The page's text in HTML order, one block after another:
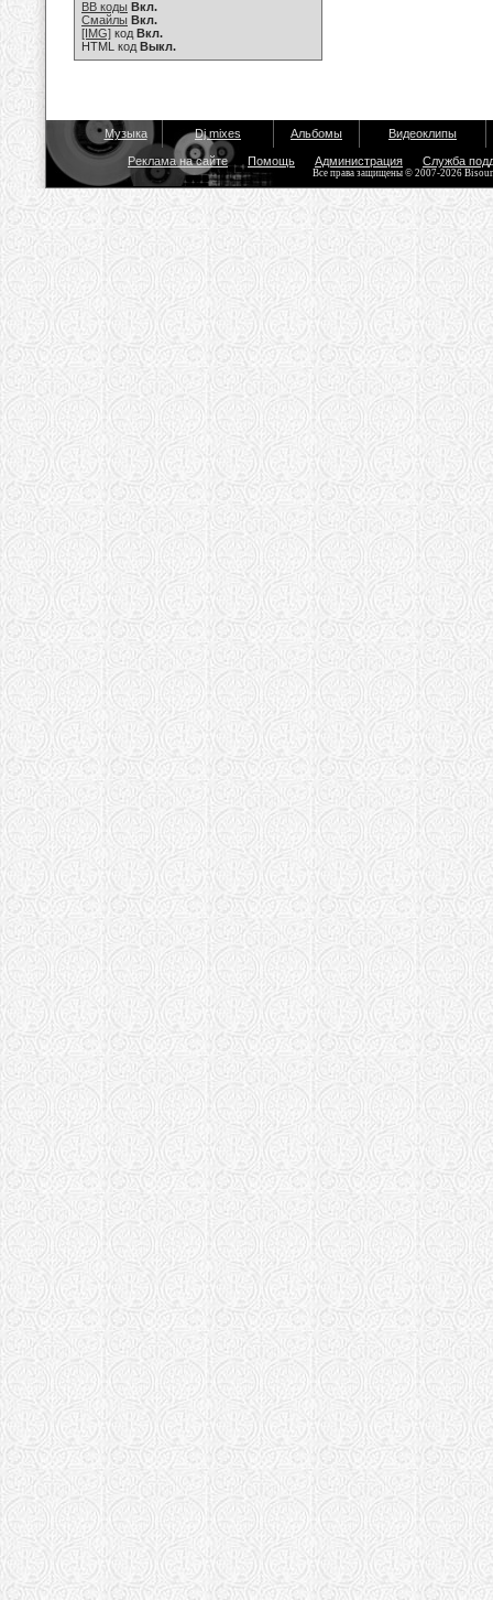
BB коды Вкл.
Смайлы Вкл.
[IMG] код Вкл.
HTML код Выкл.
Музыка Dj mixes Альбомы Видеоклипы
Реклама на сайте Помощь Администрация Служба
Все права защищены © 2007-2026